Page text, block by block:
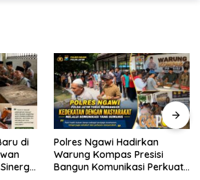
Polres Ngawi Hadirkan
Warung Kompas Presisi
Bangun Komunikasi Perkuat
Peduli
Kirim